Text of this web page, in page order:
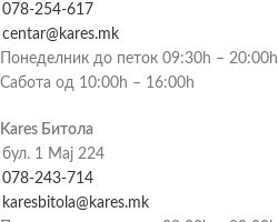
078-254-617
centar@kares.mk
Понеделник до петок 09:30h – 20:00h
Сабота од 10:00h – 16:00h
Kares Битола
бул. 1 Мај 224
078-243-714
karesbitola@kares.mk